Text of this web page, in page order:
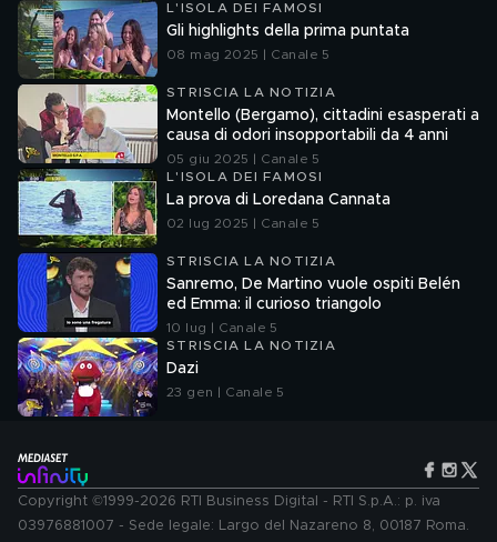
L'ISOLA DEI FAMOSI
Gli highlights della prima puntata
08 mag 2025 | Canale 5
STRISCIA LA NOTIZIA
Montello (Bergamo), cittadini esasperati a
causa di odori insopportabili da 4 anni
05 giu 2025 | Canale 5
L'ISOLA DEI FAMOSI
La prova di Loredana Cannata
02 lug 2025 | Canale 5
STRISCIA LA NOTIZIA
Sanremo, De Martino vuole ospiti Belén
ed Emma: il curioso triangolo
10 lug | Canale 5
STRISCIA LA NOTIZIA
Dazi
23 gen | Canale 5
Copyright ©1999-2026 RTI Business Digital - RTI S.p.A.: p. iva
03976881007 - Sede legale: Largo del Nazareno 8, 00187 Roma.